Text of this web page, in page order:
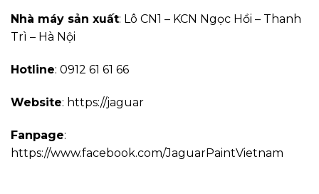
Nhà máy sản xuất: Lô CN1 – KCN Ngọc Hồi – Thanh
Trì – Hà Nội
Hotline: 0912 61 61 66
Website: https://jaguar
Fanpage:
https://www.facebook.com/JaguarPaintVietnam